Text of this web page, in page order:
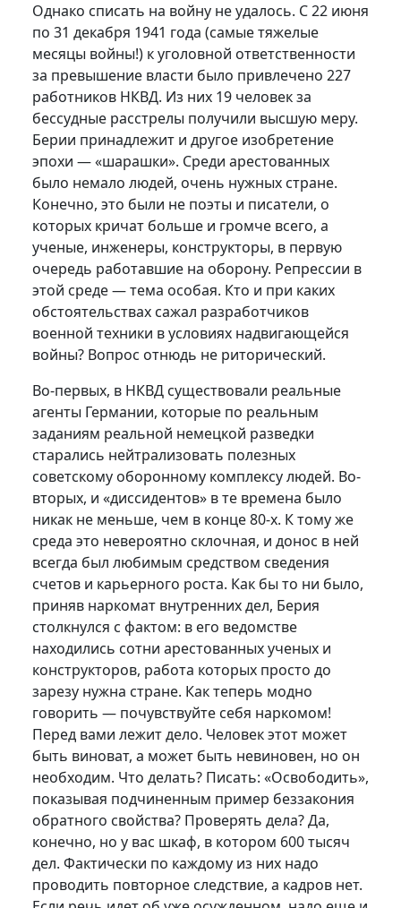
Однако списать на войну не удалось. С 22 июня
по 31 декабря 1941 года (самые тяжелые
месяцы войны!) к уголовной ответственности
за превышение власти было привлечено 227
работников НКВД. Из них 19 человек за
бессудные расстрелы получили высшую меру.
Берии принадлежит и другое изобретение
эпохи — «шарашки». Среди арестованных
было немало людей, очень нужных стране.
Конечно, это были не поэты и писатели, о
которых кричат больше и громче всего, а
ученые, инженеры, конструкторы, в первую
очередь работавшие на оборону. Репрессии в
этой среде — тема особая. Кто и при каких
обстоятельствах сажал разработчиков
военной техники в условиях надвигающейся
войны? Вопрос отнюдь не риторический.
Во-первых, в НКВД существовали реальные
агенты Германии, которые по реальным
заданиям реальной немецкой разведки
старались нейтрализовать полезных
советскому оборонному комплексу людей. Во-
вторых, и «диссидентов» в те времена было
никак не меньше, чем в конце 80-х. К тому же
среда это невероятно склочная, и донос в ней
всегда был любимым средством сведения
счетов и карьерного роста. Как бы то ни было,
приняв наркомат внутренних дел, Берия
столкнулся с фактом: в его ведомстве
находились сотни арестованных ученых и
конструкторов, работа которых просто до
зарезу нужна стране. Как теперь модно
говорить — почувствуйте себя наркомом!
Перед вами лежит дело. Человек этот может
быть виноват, а может быть невиновен, но он
необходим. Что делать? Писать: «Освободить»,
показывая подчиненным пример беззакония
обратного свойства? Проверять дела? Да,
конечно, но у вас шкаф, в котором 600 тысяч
дел. Фактически по каждому из них надо
проводить повторное следствие, а кадров нет.